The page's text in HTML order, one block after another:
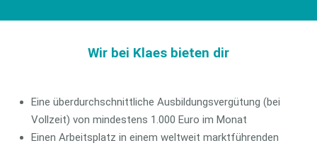
Wir bei Klaes bieten dir
Eine überdurchschnittliche Ausbildungsvergütung (bei
Vollzeit) von mindestens 1.000 Euro im Monat
Einen Arbeitsplatz in einem weltweit marktführenden